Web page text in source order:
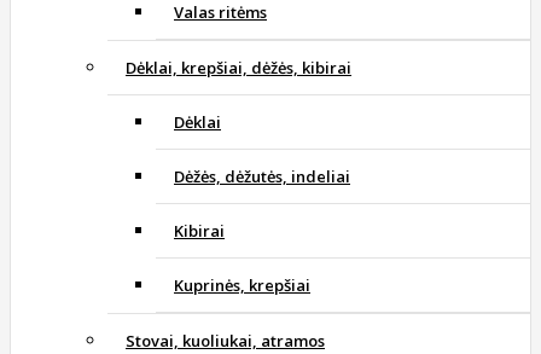
Valas ritėms
Dėklai, krepšiai, dėžės, kibirai
Dėklai
Dėžės, dėžutės, indeliai
Kibirai
Kuprinės, krepšiai
Stovai, kuoliukai, atramos